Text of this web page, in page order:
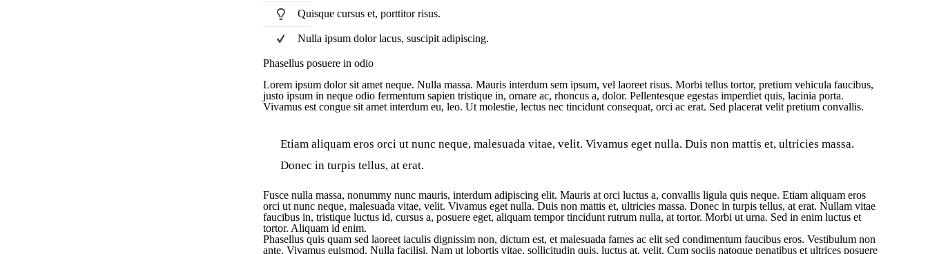
Quisque cursus et, porttitor risus.
Nulla ipsum dolor lacus, suscipit adipiscing.
Phasellus posuere in odio
Lorem ipsum dolor sit amet neque. Nulla massa. Mauris interdum sem ipsum, vel laoreet risus. Morbi tellus tortor, pretium vehicula faucibus,
justo ipsum in neque odio fermentum sapien tristique in, ornare ac, rhoncus a, dolor. Pellentesque egestas imperdiet quis, lacinia porta.
Vivamus est congue sit amet interdum eu, leo. Ut molestie, lectus nec tincidunt consequat, orci ac erat. Sed placerat velit pretium convallis.
Etiam aliquam eros orci ut nunc neque, malesuada vitae, velit. Vivamus eget nulla. Duis non mattis et, ultricies massa.
Donec in turpis tellus, at erat.
Fusce nulla massa, nonummy nunc mauris, interdum adipiscing elit. Mauris at orci luctus a, convallis ligula quis neque. Etiam aliquam eros
orci ut nunc neque, malesuada vitae, velit. Vivamus eget nulla. Duis non mattis et, ultricies massa. Donec in turpis tellus, at erat. Nullam vitae
faucibus in, tristique luctus id, cursus a, posuere eget, aliquam tempor tincidunt rutrum nulla, at tortor. Morbi ut urna. Sed in enim luctus et
tortor. Aliquam id enim.
Phasellus quis quam sed laoreet iaculis dignissim non, dictum est, et malesuada fames ac elit sed condimentum faucibus eros. Vestibulum non
ante. Vivamus euismod. Nulla facilisi. Nam ut lobortis vitae, sollicitudin quis, luctus at, velit. Cum sociis natoque penatibus et ultrices posuere